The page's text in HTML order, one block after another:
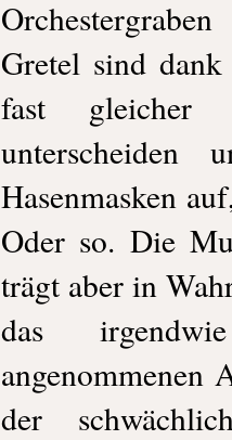
Gretel sind
fast gleicher
unterscheiden
Hasenmasken
Oder so. Die
trägt aber in
das
angenommenen
der